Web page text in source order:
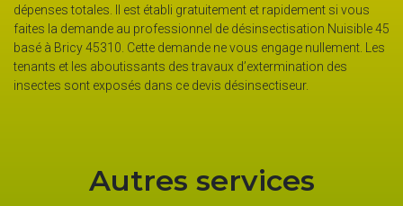
dépenses totales. Il est établi gratuitement et rapidement si vous
faites la demande au professionnel de désinsectisation Nuisible 45
basé à Bricy 45310. Cette demande ne vous engage nullement. Les
tenants et les aboutissants des travaux d’extermination des
insectes sont exposés dans ce devis désinsectiseur.
Autres services